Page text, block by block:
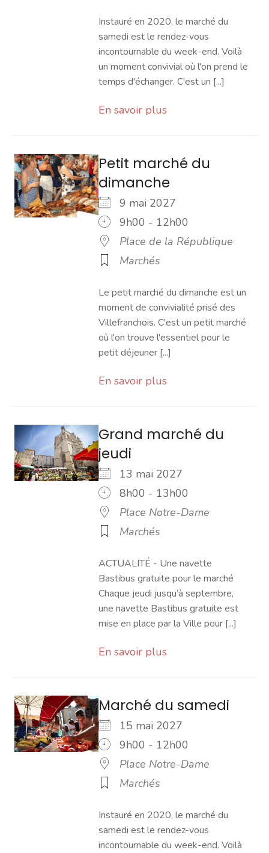
Instauré en 2020, le marché du
samedi est le rendez-vous
incontournable du week-end. Voilà
un moment convivial où l'on prend le
temps d'échanger. C'est un [...]
En savoir plus
Petit marché du
dimanche
9 mai 2027
9h00 - 12h00
Place de la République
Marchés
Le petit marché du dimanche est un
moment de convivialité prisé des
Villefranchois. C'est un petit marché
où l'on trouve l'essentiel pour le
petit déjeuner [...]
En savoir plus
Grand marché du
jeudi
13 mai 2027
8h00 - 13h00
Place Notre-Dame
Marchés
ACTUALITÉ - Une navette
Bastibus gratuite pour le marché
Chaque jeudi jusqu’à septembre,
une navette Bastibus gratuite est
mise en place par la Ville pour [...]
En savoir plus
Marché du samedi
15 mai 2027
9h00 - 12h00
Place Notre-Dame
Marchés
Instauré en 2020, le marché du
samedi est le rendez-vous
incontournable du week-end. Voilà